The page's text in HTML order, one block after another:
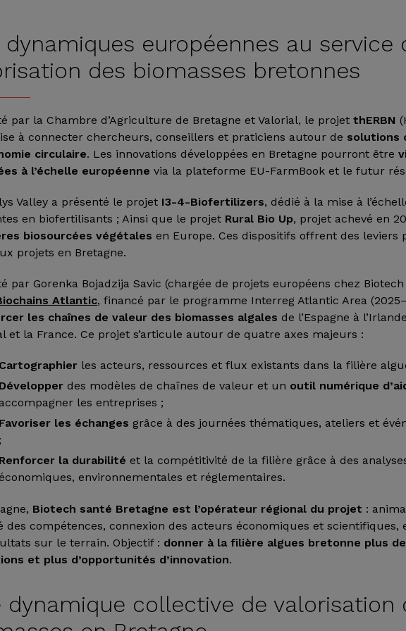
dynamiques européennes au service
des biomasses bretonnes
par la Chambre d’Agriculture de Bretagne et Valorial, le projetthERBN
à connecter chercheurs, conseillers et praticiens autour de solutions
circulaire. Les innovations développées en Bretagne pourront être
à l’échelle européenne via la plateforme EU-FarmBook et le futur
Valley a présenté le projet I3-4-Biofertilizers, dédié à la mise à
en biofertilisants ; Ainsi que le projet Rural Bio Up, projet achevé en
biosourcées végétales en Europe. Ces dispositifs offrent des leviers
projets en Bretagne.
par Gorenka Bojadzija Savic (chargée de projets européens chez
Atlantic, financé par le programme Interreg Atlantic Area
les chaînes de valeur des biomasses algales de l’Espagne à
et la France. Ce projet s’articule autour de quatre axes majeurs :
Cartographier les acteurs, ressources et flux existants dans la filière
Développer des modèles de chaînes de valeur et un outil numérique
accompagner les entreprises ;
Favoriser les échanges grâce à des journées thématiques, ateliers et
;
Renforcer la durabilité et la compétitivité de la filière grâce à des
économiques, environnementales et réglementaires.
Biotech santé Bretagne est l’opérateur régional du projet :
des compétences, connexion des acteurs économiques et
sur le terrain. Objectif : donner à la filière algues bretonne plus
et plus d’opportunités d’innovation.
dynamique collective de valorisation